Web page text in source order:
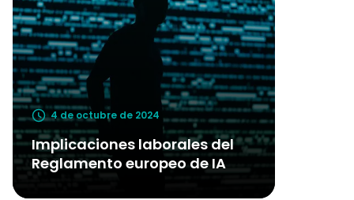
4 de octubre de 2024
Implicaciones laborales del
Reglamento europeo de IA